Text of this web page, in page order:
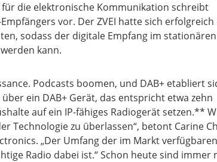
die elektronische Kommunikation schreibt
vor. Der ZVEI hatte sich
sodass der digitale Empfang im stationären
kann.
Podcasts boomen, und DAB+ etabliert
ein DAB+ Gerät, das entspricht etwa zehn
auf ein IP-fähiges Radiogerät setzen.**
Technologie zu überlassen“, betont Carine
„Der Umfang der im Markt verfügbaren
Radio dabei ist.“ Schon heute sind immer